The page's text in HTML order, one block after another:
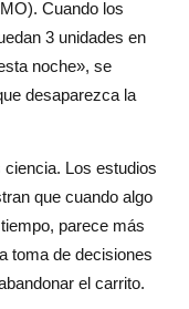
Cuando los
3 unidades en
noche», se
desaparezca la
Los estudios
que cuando algo
parece más
toma de decisiones
el carrito.